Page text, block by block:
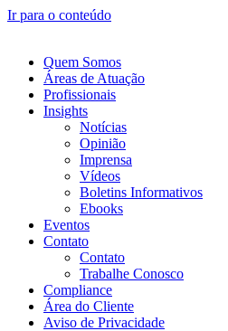
Ir para o conteúdo
Quem Somos
Áreas de Atuação
Profissionais
Insights
Notícias
Opinião
Imprensa
Vídeos
Boletins Informativos
Ebooks
Eventos
Contato
Contato
Trabalhe Conosco
Compliance
Área do Cliente
Aviso de Privacidade